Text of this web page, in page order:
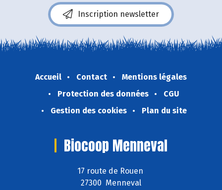
Inscription newsletter
Accueil Contact
Mentions légales
Protection des données
CGU
Gestion des cookies
Plan du site
Biocoop Menneval
17 route de Rouen
27300 Menneval